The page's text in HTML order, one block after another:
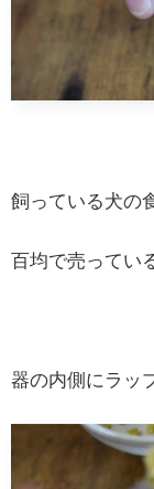
飼っている犬の
百均で売ってい
器の内側にラッ